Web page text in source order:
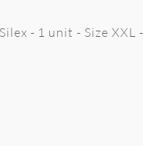
- 1 unit - Size XXL